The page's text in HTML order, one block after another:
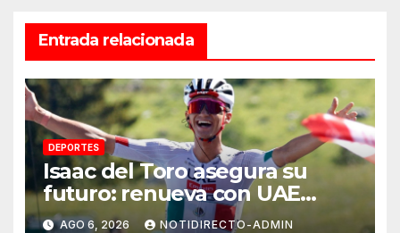
Entrada relacionada
DEPORTES
Isaac del Toro asegura su
futuro: renueva con UAE
Team Emirates hasta 2031
AGO 6, 2026 NOTIDIRECTO-ADMIN